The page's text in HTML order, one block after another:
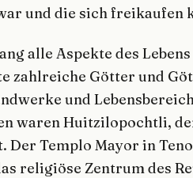
und die sich freikaufen
alle Aspekte des
zahlreiche Götter und
und
waren Huitzilopochtli,
Der Templo Mayor in
religiöse Zentrum des